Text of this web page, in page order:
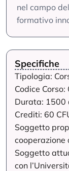
nel campo
formativo
Specifiche
Tipologia:
Codice Corso:
Durata: 1500
Crediti: 60
Soggetto
cooperazione
Soggetto
con